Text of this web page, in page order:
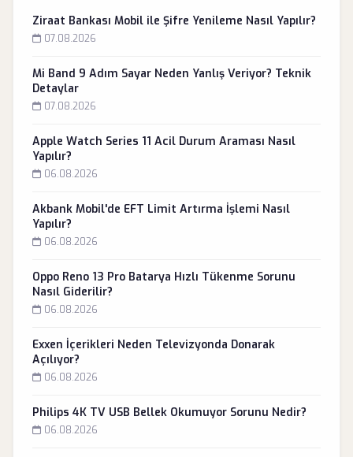
Ziraat Bankası Mobil ile Şifre Yenileme Nasıl Yapılır?
07.08.2026
Mi Band 9 Adım Sayar Neden Yanlış Veriyor? Teknik
Detaylar
07.08.2026
Apple Watch Series 11 Acil Durum Araması Nasıl
Yapılır?
06.08.2026
Akbank Mobil'de EFT Limit Artırma İşlemi Nasıl
Yapılır?
06.08.2026
Oppo Reno 13 Pro Batarya Hızlı Tükenme Sorunu
Nasıl Giderilir?
06.08.2026
Exxen İçerikleri Neden Televizyonda Donarak
Açılıyor?
06.08.2026
Philips 4K TV USB Bellek Okumuyor Sorunu Nedir?
06.08.2026